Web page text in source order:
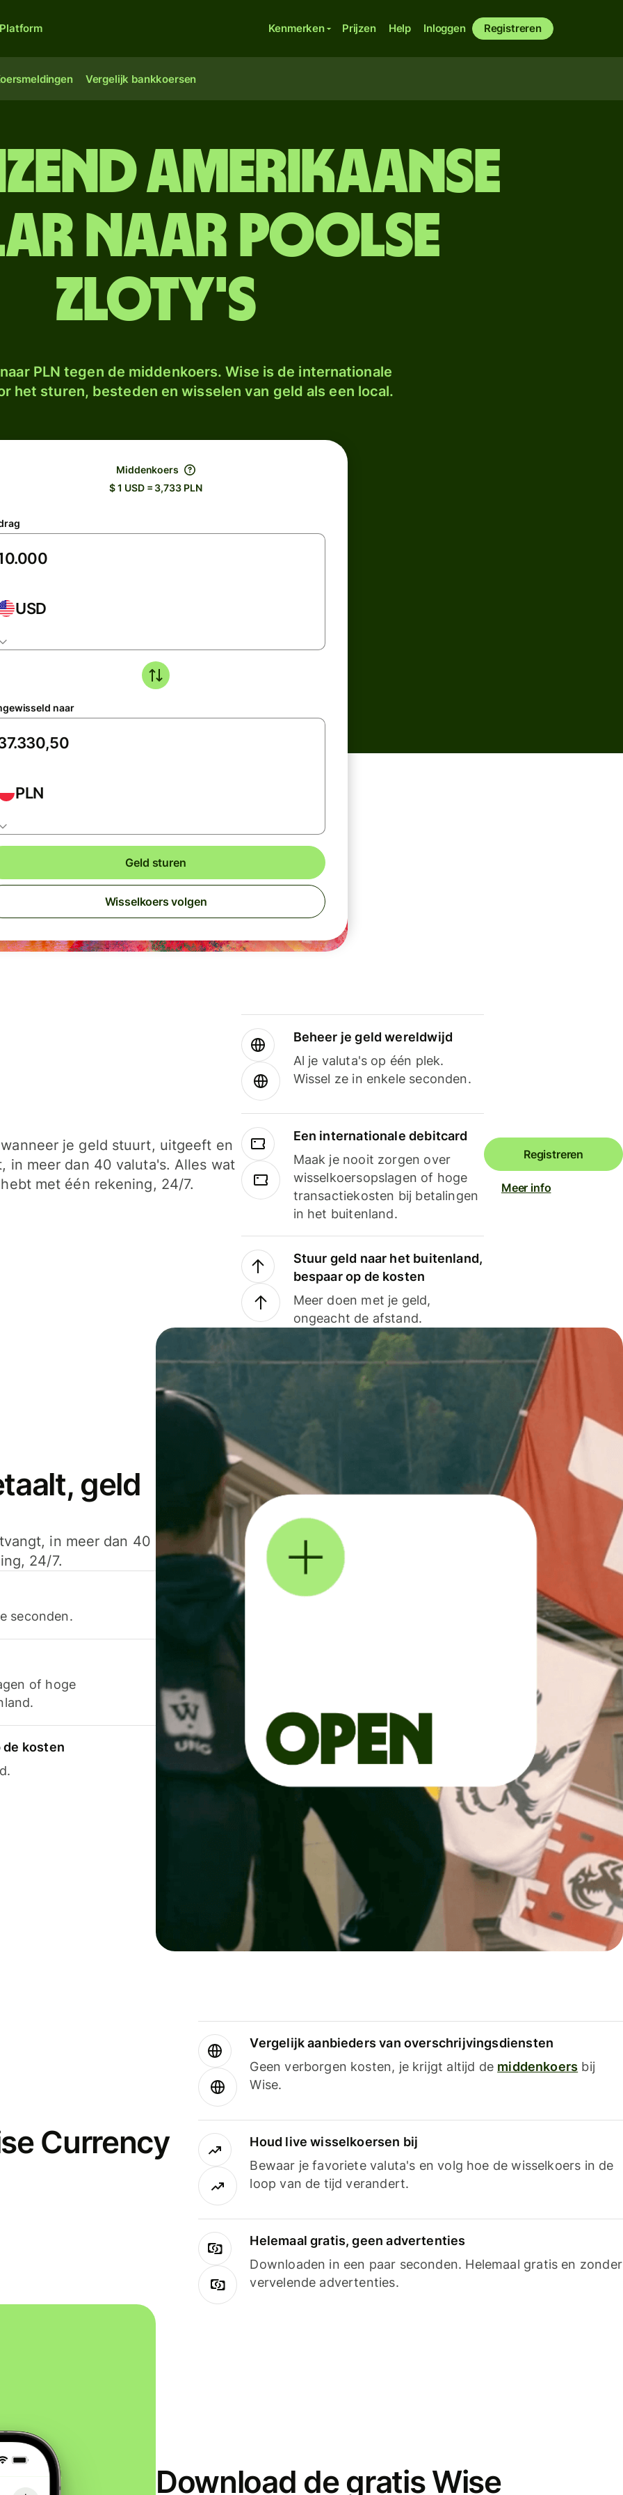
Platform Kenmerken Prijzen Help Inloggen Registreren
Vergelijk bankkoersen
Amerikaanse
naar Poolse
zloty's
PLN tegen de middenkoers. Wise is de internationale
het sturen, besteden en wisselen van geld als een local.
Middenkoers
$ 1 USD = 3,733 PLN
USD
naar
PLN
Geld sturen
Wisselkoers volgen
je geld stuurt, uitgeeft en
in meer dan 40 valuta's. Alles wat
met één rekening, 24/7.
Beheer je geld wereldwijd
Al je valuta's op één plek.
Wissel ze in enkele seconden.
Een internationale debitcard
Maak je nooit zorgen over
wisselkoersopslagen of hoge
transactiekosten bij betalingen
in het buitenland.
Stuur geld naar het buitenland,
bespaar op de kosten
Meer doen met je geld,
ongeacht de afstand.
Registreren
Meer info
geld
in meer dan 40
24/7.
seconden.
of hoge
de kosten
Currency
Vergelijk aanbieders van overschrijvingsdiensten
Geen verborgen kosten, je krijgt altijd de middenkoers bij
Wise.
Houd live wisselkoersen bij
Bewaar je favoriete valuta's en volg hoe de wisselkoers in de
loop van de tijd verandert.
Helemaal gratis, geen advertenties
Downloaden in een paar seconden. Helemaal gratis en zonder
vervelende advertenties.
Download de gratis Wise